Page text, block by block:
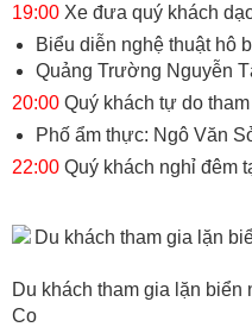
19:00 Xe đưa quý khách
Biểu diễn nghệ thuật hô
Quảng Trường Nguyễn
20:00 Quý khách tự do
Phố ẩm thực: Ngô Văn
22:00 Quý khách nghỉ đêm
Du khách tham gia lặn
Co